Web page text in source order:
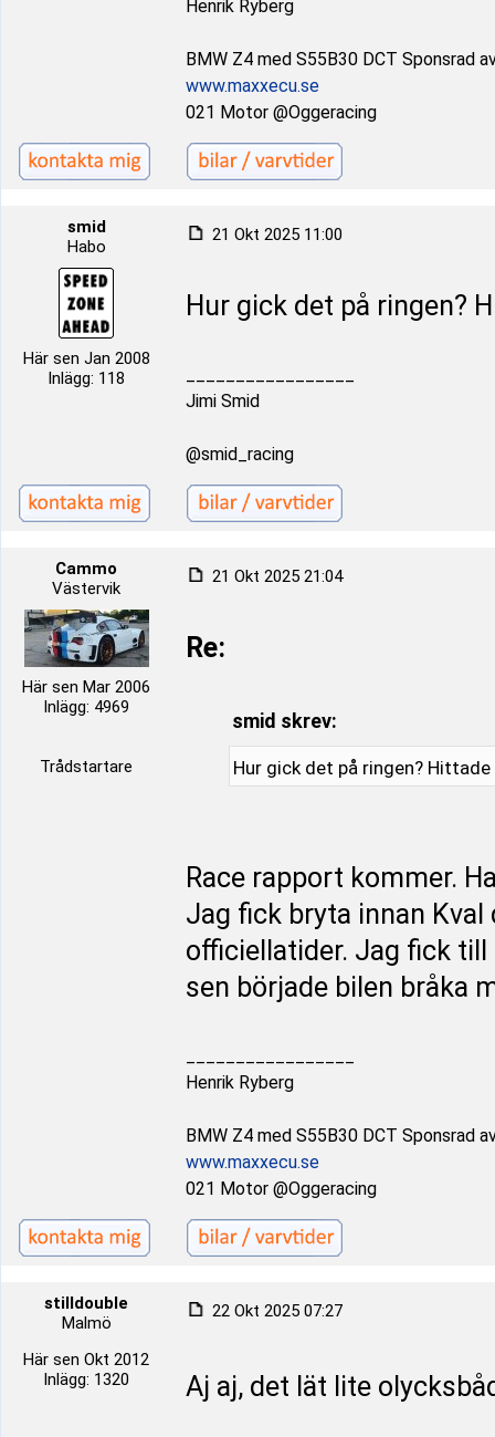
Henrik Ryberg
BMW Z4 med S55B30 DCT Sponsrad
www.maxxecu.se
021 Motor @Oggeracing
smid
Habo
Här sen Jan 2008
Inlägg: 118
21 Okt 2025 11:00
Hur gick det på ringen?
Jimi Smid
@smid_racing
Cammo
Västervik
Här sen Mar 2006
Inlägg: 4969
Trådstartare
21 Okt 2025 21:04
Re:
smid skrev:
Hur gick det på ringen?
Race rapport kommer.
Jag fick bryta innan Kval
officiellatider. Jag fick
sen började bilen bråka
Henrik Ryberg
BMW Z4 med S55B30 DCT Sponsrad
www.maxxecu.se
021 Motor @Oggeracing
stilldouble
Malmö
Här sen Okt 2012
Inlägg: 1320
22 Okt 2025 07:27
Aj aj, det lät lite